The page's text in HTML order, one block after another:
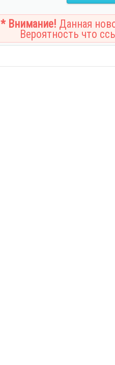
* Внимание! Данная
Вероятность что